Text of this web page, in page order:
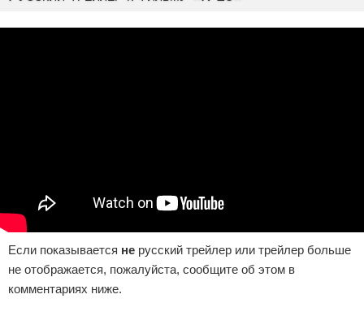
Если показывается не русский трейлер или трейлер больше
не отображается, пожалуйста, сообщите об этом в
комментариях ниже.